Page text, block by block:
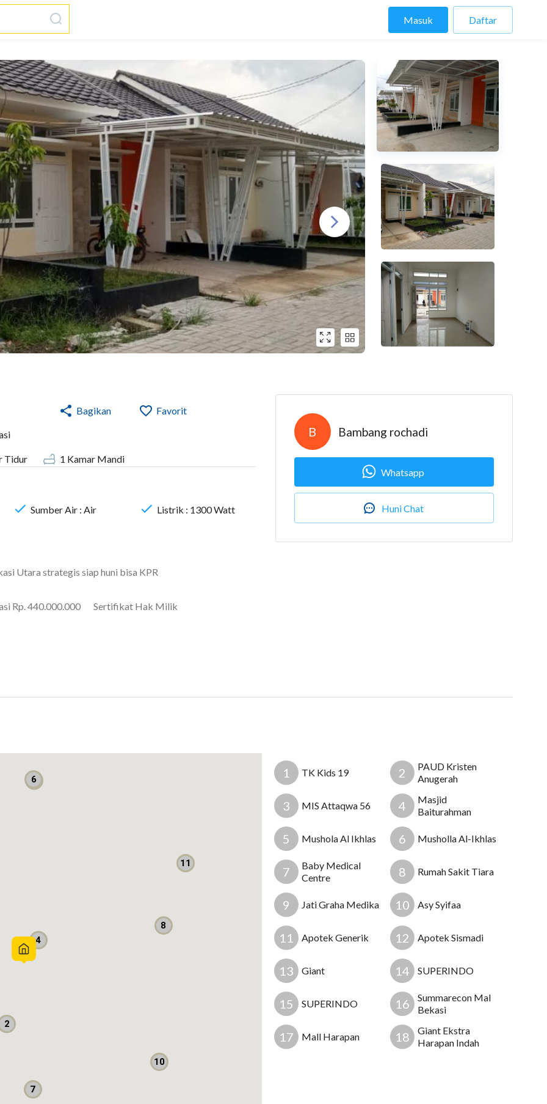
Masuk Daftar
Bagikan Favorit
Tidur 1 Kamar Mandi
Sumber Air : Air Listrik : 1300Watt
Utara strategis siap huni bisa KPR
Rp. 440.000.000 Sertifikat Hak Milik
Ready Stock
B Bambang rochadi
Whatsapp
Huni Chat
2
4
5
6
7
8
10
11
1 TK Kids 19 2
PAUD Kristen
Anugerah
3 MIS Attaqwa 56 4
Masjid
Baiturahman
5 Mushola Al Ikhlas 6 Musholla Al-Ikhlas
7
Baby Medical
Centre
8 Rumah Sakit Tiara
9 Jati Graha Medika 10 Asy Syifaa
11 Apotek Generik 12 Apotek Sismadi
13 Giant 14 SUPERINDO
15 SUPERINDO 16
Summarecon Mal
Bekasi
17 Mall Harapan 18
Giant Ekstra
Harapan Indah